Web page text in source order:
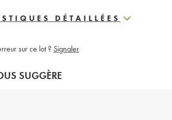
DÉTAILLÉES
sur ce lot ? Signaler
SUGGÈRE